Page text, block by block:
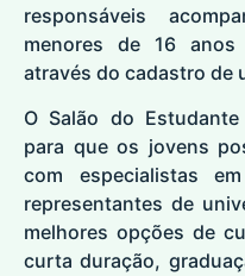
responsáveis
menores de 16
através do cadastro de
O Salão do
para que os jovens
com especialistas
representantes de
melhores opções de
curta duração,